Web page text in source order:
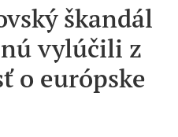
škandál
vylúčili z
o európske